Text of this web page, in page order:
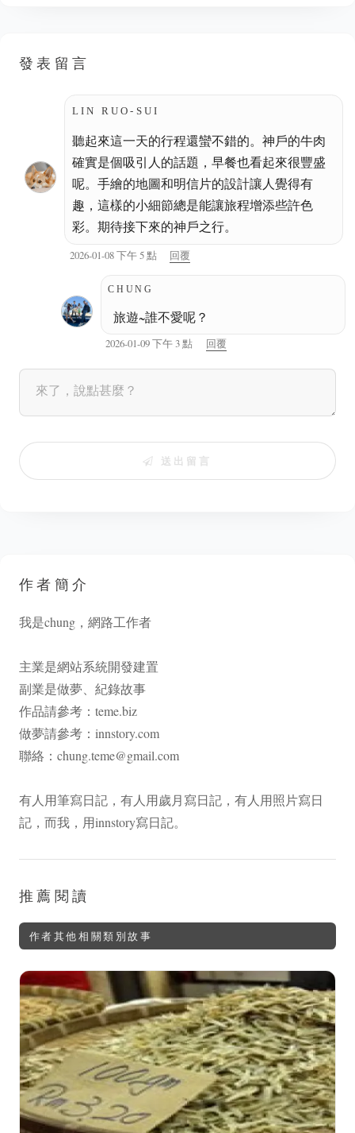
發表留言
LIN RUO-SUI
聽起來這一天的行程還蠻不錯的。神戶的牛肉
確實是個吸引人的話題，早餐也看起來很豐盛
呢。手繪的地圖和明信片的設計讓人覺得有
趣，這樣的小細節總是能讓旅程增添些許色
彩。期待接下來的神戶之行。
2026-01-08 下午 5 點 回覆
CHUNG
旅遊~誰不愛呢？
2026-01-09 下午 3 點 回覆
送出留言
作者簡介
我是chung，網路工作者
主業是網站系統開發建置
副業是做夢、紀錄故事
作品請參考： teme.biz
做夢請參考： innstory.com
聯絡： chung.teme@gmail.com
有人用筆寫日記，有人用歲月寫日記，有人用照片寫日
記，而我，用innstory寫日記。
推薦閱讀
作者其他相關類別故事